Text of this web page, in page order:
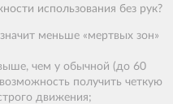
использования без рук?
меньше «мертвых зон»
чем у обычной (до 60
получить четкую
движения;